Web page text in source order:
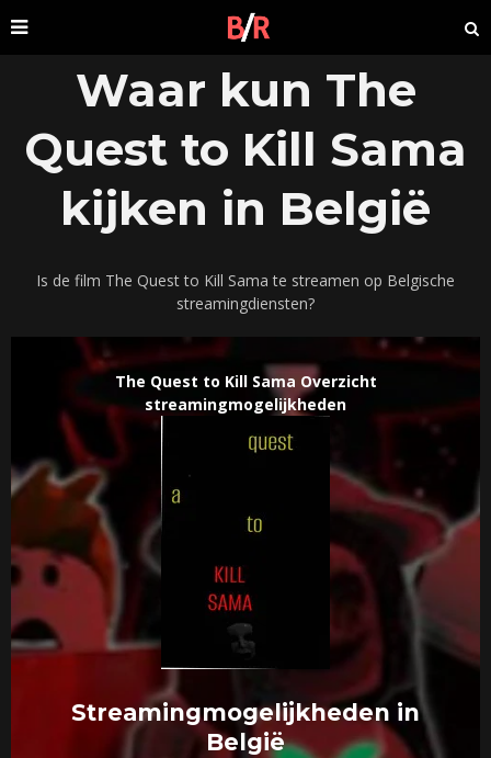
Waar kun The
Quest to Kill Sama
kijken in België
Is de film The Quest to Kill Sama te streamen op Belgische
streamingdiensten?
The Quest to Kill Sama Overzicht
streamingmogelijkheden
Streamingmogelijkheden in
België